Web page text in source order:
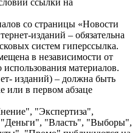
со страницы «Новости
изданий – обязательна
систем гиперссылка.
в независимости от
материалов.
изданий) – должна быть
или в первом абзаце
"Экспертиза",
"Власть", "Выборы",